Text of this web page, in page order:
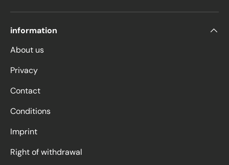
information
About us
Privacy
Contact
Conditions
Imprint
Right of withdrawal